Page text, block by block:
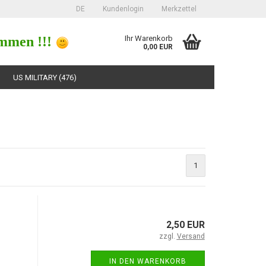
DE Kundenlogin
vergessen?
Merkzettel
!!! Ihr Warenkorb
0,00 EUR
US MILITARY (476)
1
2,50 EUR
zzgl. Versand
IN DEN WARENKORB